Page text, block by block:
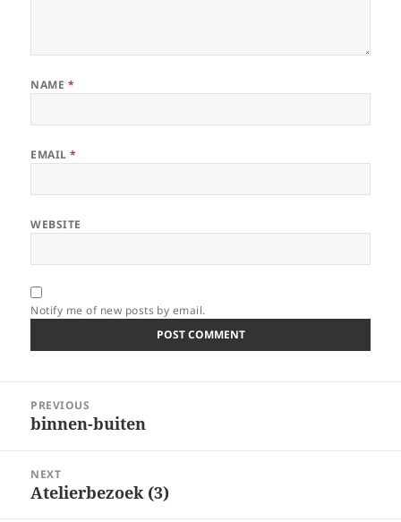
NAME *
EMAIL*
WEBSITE
Notify me of new posts by email.
navigation
PREVIOUS
Previous
binnen-buiten
NEXT
Next
Atelierbezoek (3)